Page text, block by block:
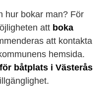
hur bokar man? För
att boka
att kontakta
hemsida.
båtplats i Västerås